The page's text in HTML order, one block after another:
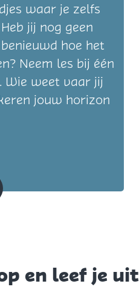
waar je zelfs
jij nog geen
hoe het
Neem les bij één
Wie weet vaar jij
jouw horizon
en leef je uit